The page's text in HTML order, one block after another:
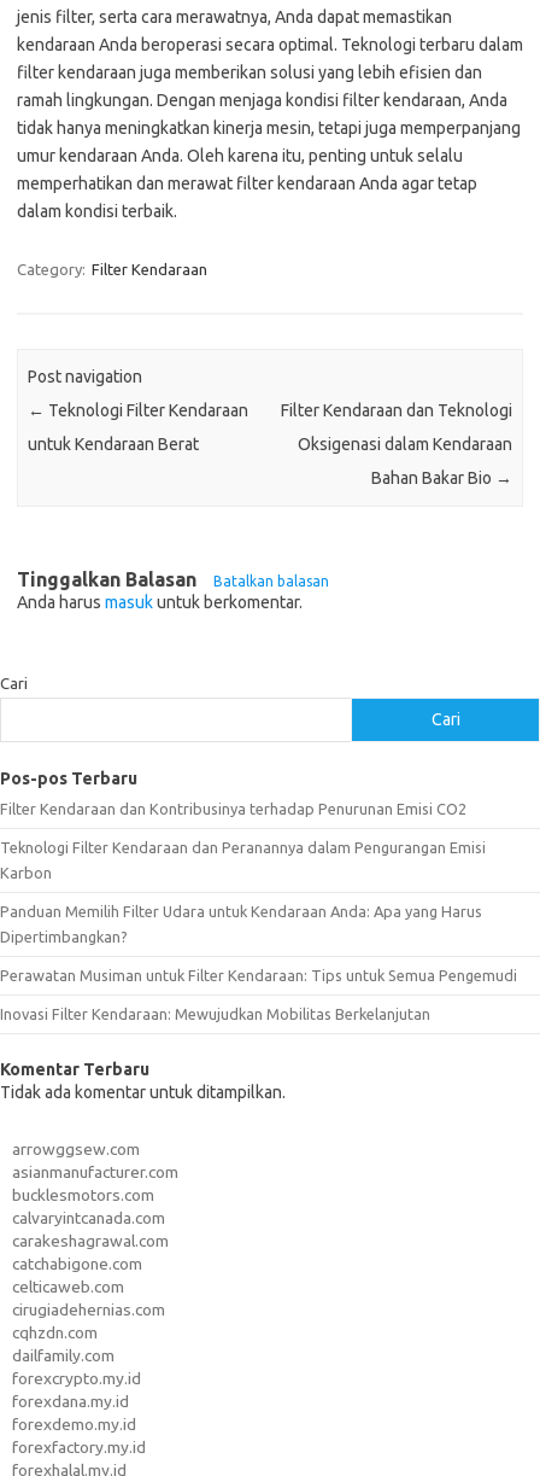
jenis filter, serta cara merawatnya, Anda dapat memastikan
kendaraan Anda beroperasi secara optimal. Teknologi terbaru dalam
filter kendaraan juga memberikan solusi yang lebih efisien dan
ramah lingkungan. Dengan menjaga kondisi filter kendaraan, Anda
tidak hanya meningkatkan kinerja mesin, tetapi juga memperpanjang
umur kendaraan Anda. Oleh karena itu, penting untuk selalu
memperhatikan dan merawat filter kendaraan Anda agar tetap
dalam kondisi terbaik.
Category: Filter Kendaraan
Post navigation
← Teknologi Filter Kendaraan
untuk Kendaraan Berat
Filter Kendaraan dan Teknologi
Oksigenasi dalam Kendaraan
Bahan Bakar Bio →
Tinggalkan Balasan Batalkan balasan
Anda harus masukuntuk berkomentar.
Cari
Cari
Pos-pos Terbaru
Filter Kendaraan dan Kontribusinya terhadap Penurunan Emisi CO2
Teknologi Filter Kendaraan dan Peranannya dalam Pengurangan Emisi
Karbon
Panduan Memilih Filter Udara untuk Kendaraan Anda: Apa yang Harus
Dipertimbangkan?
Perawatan Musiman untuk Filter Kendaraan: Tips untuk Semua Pengemudi
Inovasi Filter Kendaraan: Mewujudkan Mobilitas Berkelanjutan
Komentar Terbaru
Tidak ada komentar untuk ditampilkan.
arrowggsew.com
asianmanufacturer.com
bucklesmotors.com
calvaryintcanada.com
carakeshagrawal.com
catchabigone.com
celticaweb.com
cirugiadehernias.com
cqhzdn.com
dailfamily.com
forexcrypto.my.id
forexdana.my.id
forexdemo.my.id
forexfactory.my.id
forexhalal.my.id